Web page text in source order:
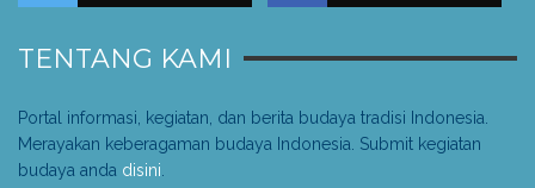
TENTANG KAMI
Portal informasi, kegiatan, dan berita budaya tradisi Indonesia.
Merayakan keberagaman budaya Indonesia. Submit kegiatan
budaya anda disini